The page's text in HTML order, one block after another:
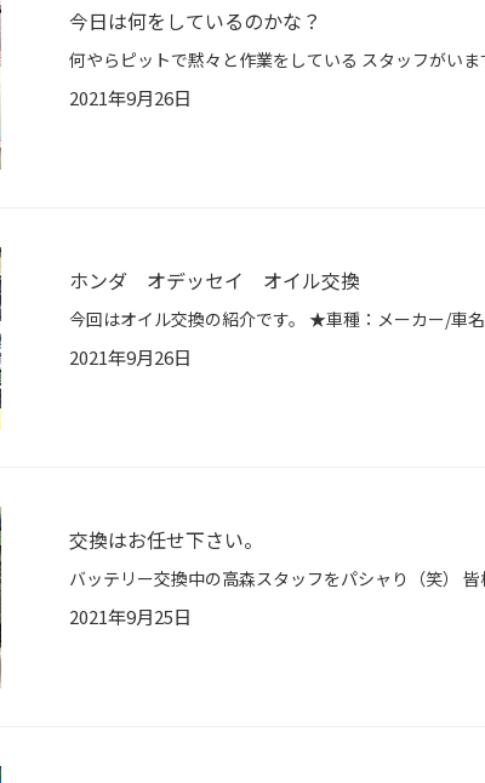
今日は何をしているのかな？
2021年9月26日
ホンダ オデッセイ オイル交換
2021年9月26日
交換はお任せ下さい。
2021年9月25日